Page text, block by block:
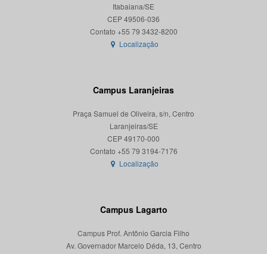
Itabaiana/SE
CEP 49506-036
Localização
Campus Laranjeiras
Praça Samuel de Oliveira, s/n, Centro
Laranjeiras/SE
CEP 49170-000
Localização
Campus Lagarto
Campus Prof. Antônio Garcia Filho
Av. Governador Marcelo Déda, 13, Centro